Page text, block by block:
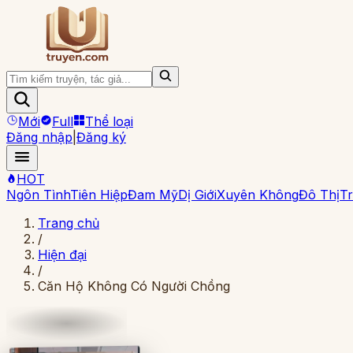
Mới Full
Thể loại
Đăng nhập Đăng ký
HOT
Ngôn TìnhTiên HiệpĐam MỹDị GiớiXuyên KhôngĐô Thị
Trang chủ
/
Hiện đại
/
Căn Hộ Không Có Người Chồng